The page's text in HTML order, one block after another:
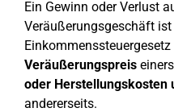
Ein Gewinn oder Verlust
Veräußerungsgeschäft
Einkommenssteuergesetz
Veräußerungspreis
oder Herstellungskosten
andererseits.